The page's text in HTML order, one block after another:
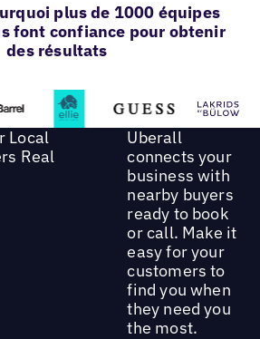
plus de 1000 équipes
font confiance pour obtenir
des résultats
Local
Real
Uberall
connects your
business with
nearby buyers
ready to book
or call. Make it
easy for your
customers to
find you when
they need you
the most.